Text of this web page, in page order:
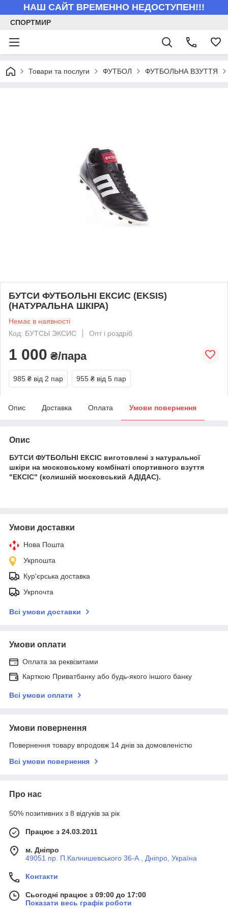
НАШ САЙТ ВРЕМЕННО НЕДОСТУПЕН!!!
СПОРТМИР
Товари та послуги ФУТБОЛ ФУТБОЛЬНА ВЗУТТЯ
БУТСИ ФУТБОЛЬНІ ЕКСИС (EKSIS)
(НАТУРАЛЬНА ШКІРА)
Немає в наявності
Код: БУТСЫ ЭКСИС
Опт і роздріб
1 000 ₴/пара
985 ₴ від 2 пар 955 ₴ від 5 пар
Опис Доставка Оплата Умови повернення
Опис
БУТСИ ФУТБОЛЬНІ ЕКСІС виготовлені з натуральної
шкіри на московському комбінаті спортивного взуття
"ЕКСІС" (колишній московський АДІДАС).
Умови доставки
Нова Пошта
Укрпошта
Кур'єрська доставка
Укрпочта
Всі умови доставки
Умови оплати
Оплата за реквізитами
Карткою Приватбанку або будь-якого іншого банку
Всі умови оплати
Умови повернення
Повернення товару впродовж 14 днів за домовленістю
Всі умови повернення
Про нас
50% позитивних з 8 відгуків за рік
Працює з 24.03.2011
м. Дніпро
49051 пр. П.Калнишевського 36-А , Дніпро, Україна
Контакти
Сьогодні працює з 09:00 до 17:00
Показати весь графік роботи